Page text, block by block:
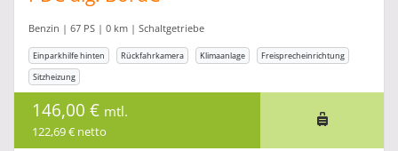
Benzin | 67 PS | 0 km | Schaltgetriebe
Einparkhilfe hinten Rückfahrkamera Klimaanlage
Freisprecheinrichtung
Sitzheizung
146,00 € mtl.
122,69 € netto